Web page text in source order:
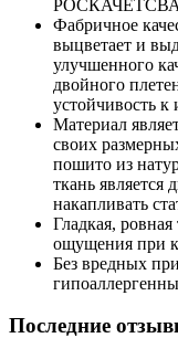
Фабричное
выцветает и
улучшенного
двойного
устойчивость к
Материал
своих
пошито из
ткань
накапливать
Гладкая,
ощущения при
Без вредных
Последние